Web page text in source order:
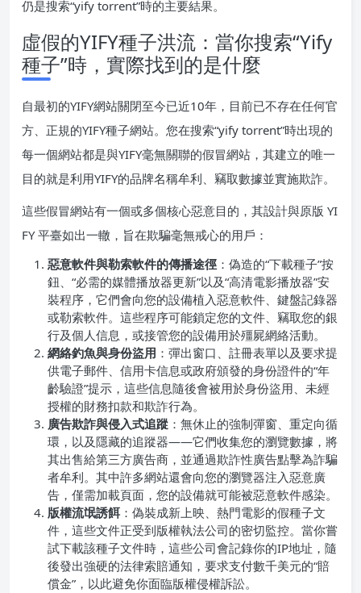
仍是搜索“yify torrent”時的主要結果。
虛假的YIFY種子洪流：當你搜索“Yify
種子”時，實際找到的是什麼
自最初的YIFY網站關閉至今已近10年，目前已不存在任何官
方、正規的YIFY種子網站。您在搜索“yify torrent”時出現的
每一個網站都是與YIFY毫無關聯的假冒網站，其建立的唯一
目的就是利用YIFY的品牌名稱牟利、竊取數據並實施欺詐。
這些假冒網站有一個或多個核心惡意目的，其設計與原版 YI
FY 平臺如出一轍，旨在欺騙毫無戒心的用戶：
惡意軟件與勒索軟件的傳播途徑 ：偽造的“下載種子”按
鈕、“必需的媒體播放器更新”以及“高清電影播放器”安
裝程序，它們會向您的設備植入惡意軟件、鍵盤記錄器
或勒索軟件。這些程序可能鎖定您的文件、竊取您的銀
行及個人信息，或接管您的設備用於殭屍網絡活動。
網絡釣魚與身份盜用 ：彈出窗口、註冊表單以及要求提
供電子郵件、信用卡信息或政府頒發的身份證件的“年
齡驗證”提示，這些信息隨後會被用於身份盜用、未經
授權的財務扣款和欺詐行為。
廣告欺詐與侵入式追蹤 ：無休止的強制彈窗、重定向循
環，以及隱藏的追蹤器——它們收集您的瀏覽數據，將
其出售給第三方廣告商，並通過欺詐性廣告點擊為詐騙
者牟利。其中許多網站還會向您的瀏覽器注入惡意廣
告，僅需加載頁面，您的設備就可能被惡意軟件感染。
版權流氓誘餌：偽裝成新上映、熱門電影的假種子文
件，這些文件正受到版權執法公司的密切監控。當你嘗
試下載該種子文件時，這些公司會記錄你的IP地址，隨
後發出強硬的法律索賠通知，要求支付數千美元的“賠
償金”，以此避免你面臨版權侵權訴訟。